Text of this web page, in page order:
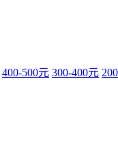
400-500元 300-400元